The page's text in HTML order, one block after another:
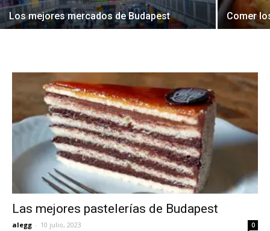
Los mejores mercados de Budapest Comer
Las mejores pastelerías de Budapest
alegg - 10 julio, 2023 0